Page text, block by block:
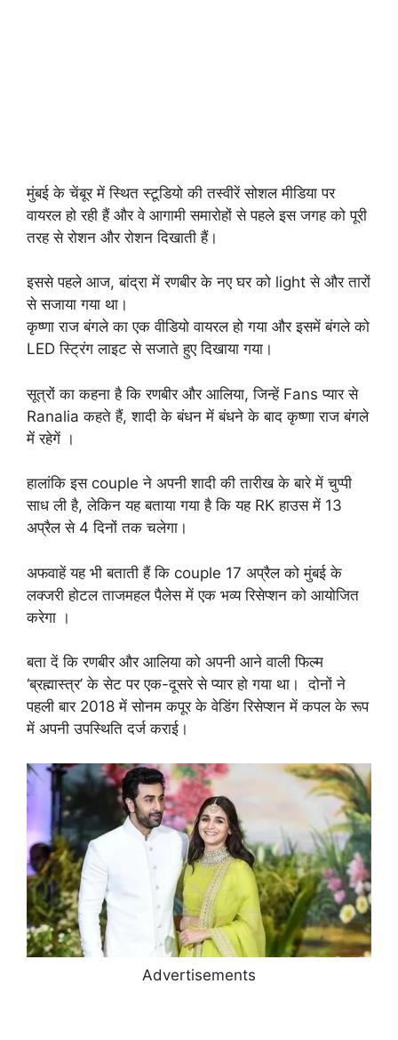
मुंबई के चेंबूर में स्थित स्टूडियो की तस्वीरें सोशल मीडिया पर
वायरल हो रही हैं और वे आगामी समारोहों से पहले इस जगह को पूरी
तरह से रोशन और रोशन दिखाती हैं।
इससे पहले आज, बांद्रा में रणबीर के नए घर को light से और तारों
से सजाया गया था।
कृष्णा राज बंगले का एक वीडियो वायरल हो गया और इसमें बंगले को
LED स्ट्रिंग लाइट से सजाते हुए दिखाया गया।
सूत्रों का कहना है कि रणबीर और आलिया, जिन्हें Fans प्यार से
Ranalia कहते हैं, शादी के बंधन में बंधने के बाद कृष्णा राज बंगले
में रहेगें ।
हालांकि इस couple ने अपनी शादी की तारीख के बारे में चुप्पी
साध ली है, लेकिन यह बताया गया है कि यह RK हाउस में 13
अप्रैल से 4 दिनों तक चलेगा।
अफवाहें यह भी बताती हैं कि couple 17 अप्रैल को मुंबई के
लक्जरी होटल ताजमहल पैलेस में एक भव्य रिसेप्शन को आयोजित
करेगा ।
बता दें कि रणबीर और आलिया को अपनी आने वाली फिल्म
‘ब्रह्मास्त्र’ के सेट पर एक-दूसरे से प्यार हो गया था। दोनों ने
पहली बार 2018 में सोनम कपूर के वेडिंग रिसेप्शन में कपल के रूप
में अपनी उपस्थिति दर्ज कराई।
Advertisements